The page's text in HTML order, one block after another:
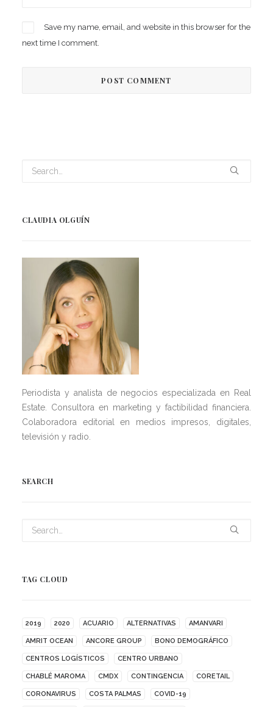
Save my name, email, and website in this browser for the
next time I comment.
CLAUDIA OLGUÍN
Periodista y analista de negocios especializada en Real
Estate. Consultora en marketing y factibilidad financiera.
Colaboradora editorial en medios impresos, digitales,
televisión y radio.
SEARCH
TAG CLOUD
2019 2020 ACUARIO ALTERNATIVAS AMANVARI
AMRIT OCEAN ANCORE GROUP BONO DEMOGRÁFICO
CENTROS LOGÍSTICOS CENTRO URBANO
CHABLÉ MAROMA CMDX CONTINGENCIA CORETAIL
CORONAVIRUS COSTA PALMAS COVID-19